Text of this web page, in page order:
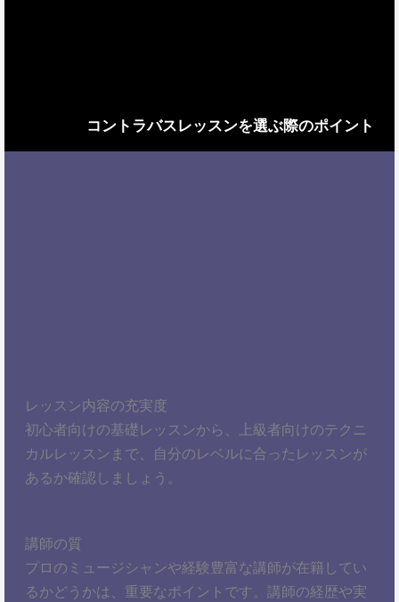
コントラバスレッスンを選ぶ際のポイント
レッスン内容の充実度
初心者向けの基礎レッスンから、上級者向けのテクニ
カルレッスンまで、自分のレベルに合ったレッスンが
あるか確認しましょう。
講師の質
プロのミュージシャンや経験豊富な講師が在籍してい
るかどうかは、重要なポイントです。講師の経歴や実